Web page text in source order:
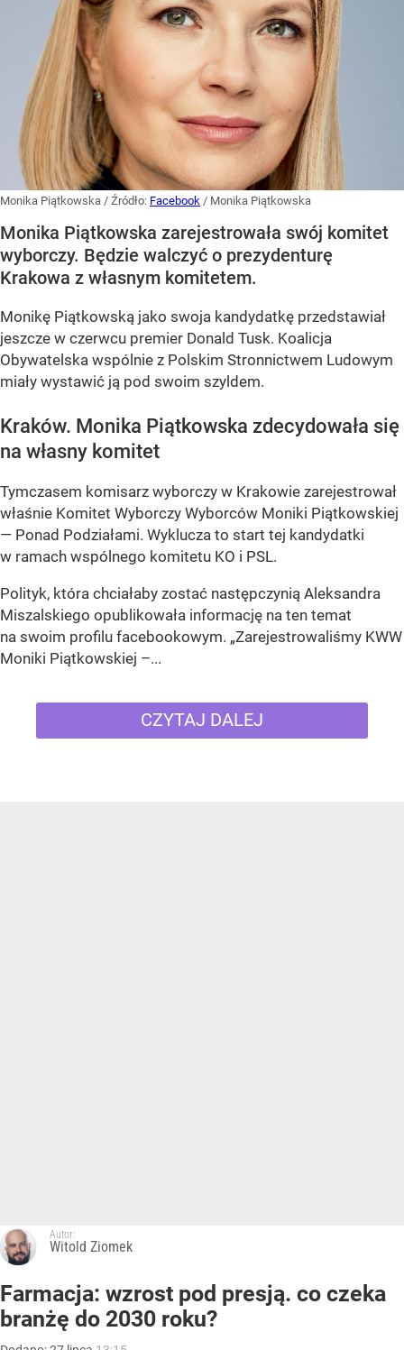
Monika Piątkowska / Źródło: Facebook / Monika Piątkowska
Monika Piątkowska zarejestrowała swój komitet
wyborczy. Będzie walczyć o prezydenturę
Krakowa z własnym komitetem.
Monikę Piątkowską jako swoja kandydatkę przedstawiał
jeszcze w czerwcu premier Donald Tusk. Koalicja
Obywatelska wspólnie z Polskim Stronnictwem Ludowym
miały wystawić ją pod swoim szyldem.
Kraków. Monika Piątkowska zdecydowała się
na własny komitet
Tymczasem komisarz wyborczy w Krakowie zarejestrował
właśnie Komitet Wyborczy Wyborców Moniki Piątkowskiej
— Ponad Podziałami. Wyklucza to start tej kandydatki
w ramach wspólnego komitetu KO i PSL.
Polityk, która chciałaby zostać następczynią Aleksandra
Miszalskiego opublikowała informację na ten temat
na swoim profilu facebookowym. „Zarejestrowaliśmy KWW
Moniki Piątkowskiej –...
CZYTAJ DALEJ
Autor:
Witold Ziomek
Farmacja: wzrost pod presją. co czeka
branżę do 2030 roku?